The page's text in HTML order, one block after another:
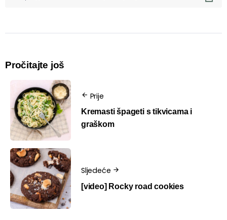
Pročitajte još
Prije
Kremasti špageti s tikvicama i
graškom
Sljedeće
[video] Rocky road cookies